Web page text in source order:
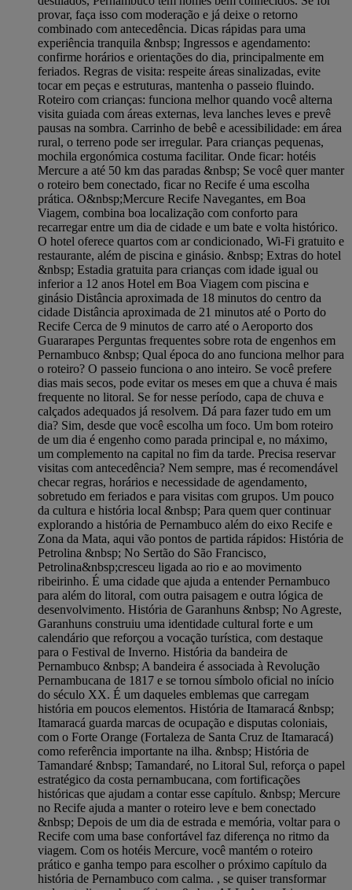
provar, faça isso com moderação e já deixe o retorno
combinado com antecedência. Dicas rápidas para uma
experiência tranquila &nbsp; Ingressos e agendamento:
confirme horários e orientações do dia, principalmente em
feriados. Regras de visita: respeite áreas sinalizadas, evite
tocar em peças e estruturas, mantenha o passeio fluindo.
Roteiro com crianças: funciona melhor quando você alterna
visita guiada com áreas externas, leva lanches leves e prevê
pausas na sombra. Carrinho de bebê e acessibilidade: em área
rural, o terreno pode ser irregular. Para crianças pequenas,
mochila ergonómica costuma facilitar. Onde ficar: hotéis
Mercure a até 50 km das paradas &nbsp; Se você quer manter
o roteiro bem conectado, ficar no Recife é uma escolha
prática. O&nbsp;Mercure Recife Navegantes, em Boa
Viagem, combina boa localização com conforto para
recarregar entre um dia de cidade e um bate e volta histórico.
O hotel oferece quartos com ar condicionado, Wi-Fi gratuito e
restaurante, além de piscina e ginásio. &nbsp; Extras do hotel
&nbsp; Estadia gratuita para crianças com idade igual ou
inferior a 12 anos Hotel em Boa Viagem com piscina e
ginásio Distância aproximada de 18 minutos do centro da
cidade Distância aproximada de 21 minutos até o Porto do
Recife Cerca de 9 minutos de carro até o Aeroporto dos
Guararapes Perguntas frequentes sobre rota de engenhos em
Pernambuco &nbsp; Qual época do ano funciona melhor para
o roteiro? O passeio funciona o ano inteiro. Se você prefere
dias mais secos, pode evitar os meses em que a chuva é mais
frequente no litoral. Se for nesse período, capa de chuva e
calçados adequados já resolvem. Dá para fazer tudo em um
dia? Sim, desde que você escolha um foco. Um bom roteiro
de um dia é engenho como parada principal e, no máximo,
um complemento na capital no fim da tarde. Precisa reservar
visitas com antecedência? Nem sempre, mas é recomendável
checar regras, horários e necessidade de agendamento,
sobretudo em feriados e para visitas com grupos. Um pouco
da cultura e história local &nbsp; Para quem quer continuar
explorando a história de Pernambuco além do eixo Recife e
Zona da Mata, aqui vão pontos de partida rápidos: História de
Petrolina &nbsp; No Sertão do São Francisco,
Petrolina&nbsp;cresceu ligada ao rio e ao movimento
ribeirinho. É uma cidade que ajuda a entender Pernambuco
para além do litoral, com outra paisagem e outra lógica de
desenvolvimento. História de Garanhuns &nbsp; No Agreste,
Garanhuns construiu uma identidade cultural forte e um
calendário que reforçou a vocação turística, com destaque
para o Festival de Inverno. História da bandeira de
Pernambuco &nbsp; A bandeira é associada à Revolução
Pernambucana de 1817 e se tornou símbolo oficial no início
do século XX. É um daqueles emblemas que carregam
história em poucos elementos. História de Itamaracá &nbsp;
Itamaracá guarda marcas de ocupação e disputas coloniais,
com o Forte Orange (Fortaleza de Santa Cruz de Itamaracá)
como referência importante na ilha. &nbsp; História de
Tamandaré &nbsp; Tamandaré, no Litoral Sul, reforça o papel
estratégico da costa pernambucana, com fortificações
históricas que ajudam a contar esse capítulo. &nbsp; Mercure
no Recife ajuda a manter o roteiro leve e bem conectado
&nbsp; Depois de um dia de estrada e memória, voltar para o
Recife com uma base confortável faz diferença no ritmo da
viagem. Com os hotéis Mercure, você mantém o roteiro
prático e ganha tempo para escolher o próximo capítulo da
história de Pernambuco com calma. , se quiser transformar